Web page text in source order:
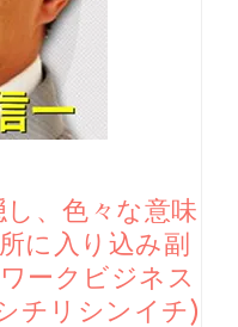
、色々な意味
に入り込み副
ークビジネス
チリシンイチ)